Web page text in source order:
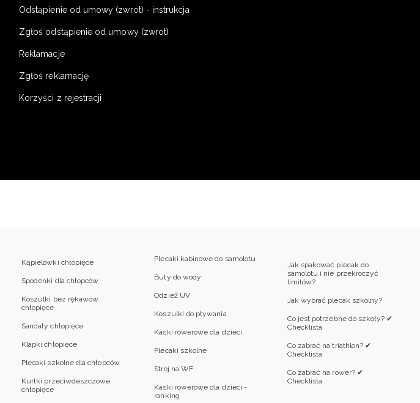
Odstąpienie od umowy (zwrot) - instrukcja
Zgłoś odstąpienie od umowy (zwrot)
Reklamacje
Zgłoś reklamację
Korzyści z rejestracji
Kąpielówki chłopięce
Spodenki dla chłopców
Koszulki bez rękawów
chłopięce
Sandały chłopięce
Klapki chłopięce
Plecaki szkolne dla chłopców
Kurtki przeciwdeszczowe
chłopięce
Plecaki kabinowe do samolotu
Buty do wody
Odzież UV
Koszulki do pływania
Kaski rowerowe dla dzieci
Plecaki szkolne
Strój na WF
Kaski rowerowe dla dzieci -
ranking
Jak spakować plecak do
samolotu i nie przekroczyć
limitów?
Jak wybrać plecak szkolny?
Co jest potrzebne do szkoły? ✔
Checklista
Co zabrać na triathlon? ✔
Checklista
Co zabrać na rower? ✔
Checklista